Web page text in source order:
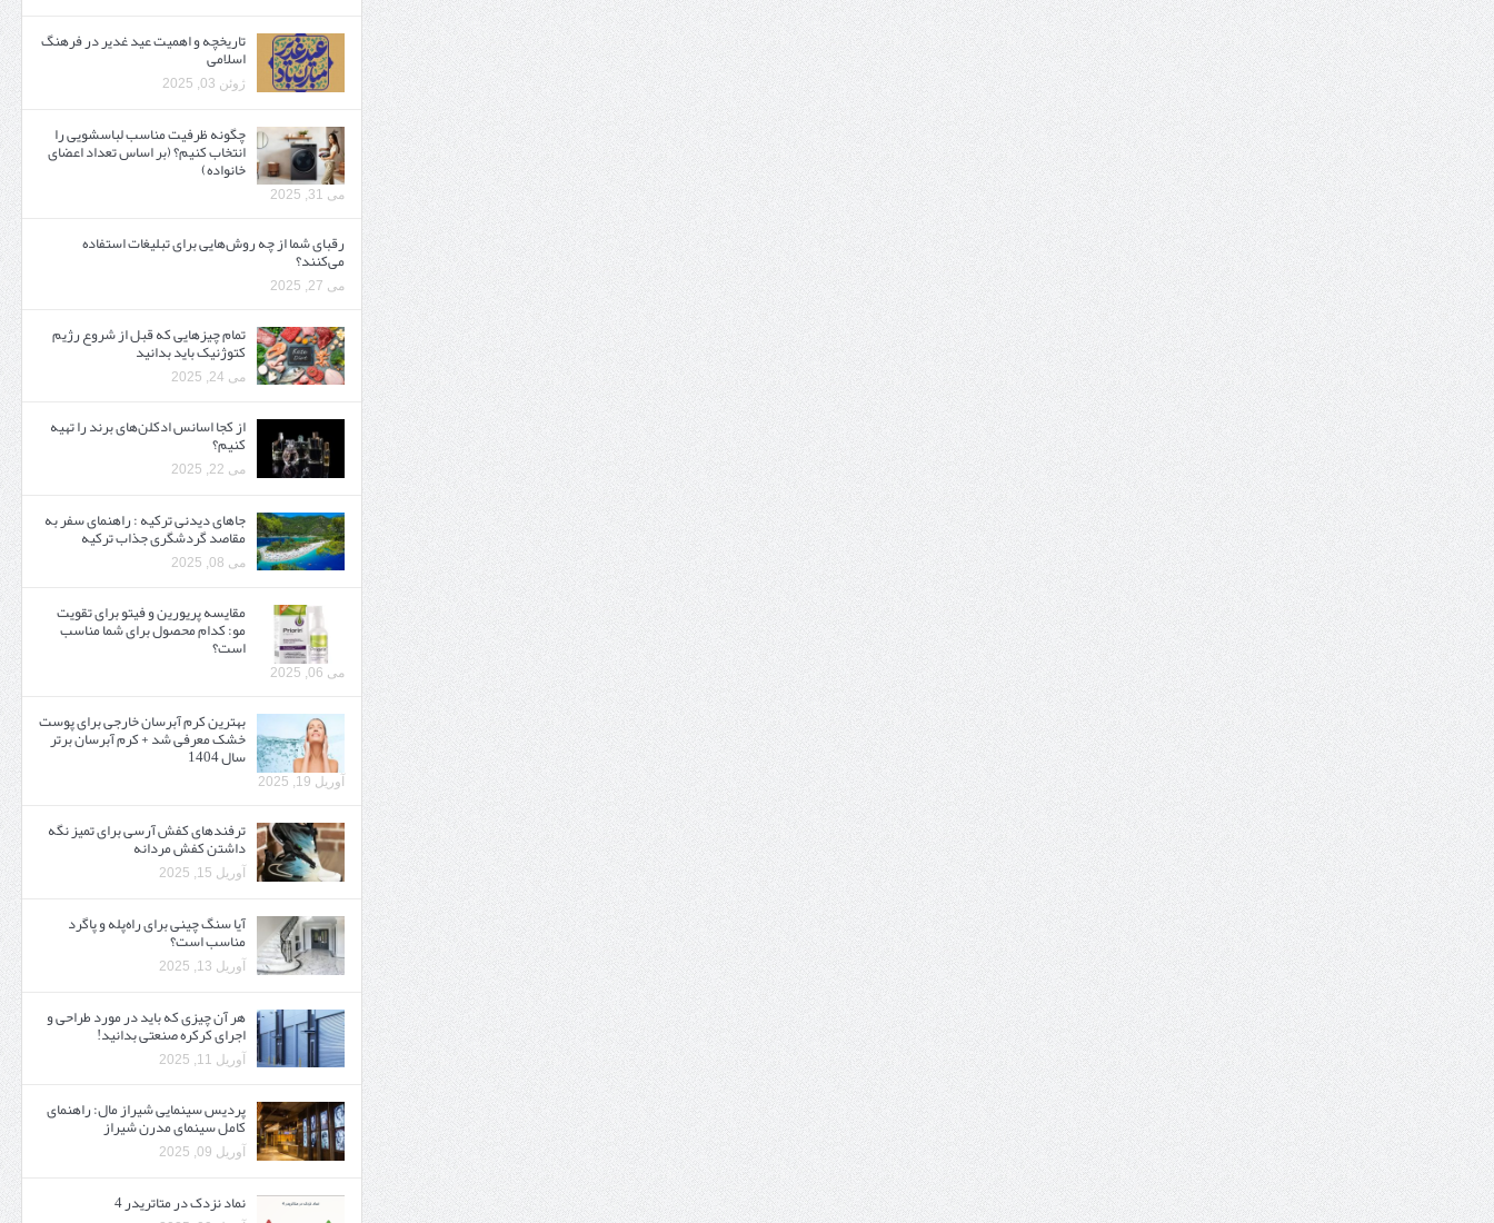
تاریخچه و اهمیت عید غدیر در فرهنگ
اسلامی
ژوئن 03, 2025
چگونه ظرفیت مناسب لباسشویی را
انتخاب کنیم؟ (بر اساس تعداد اعضای
خانواده)
می 31, 2025
رقبای شما از چه روش‌هایی برای تبلیغات استفاده
می‌کنند؟
می 27, 2025
تمام چیزهایی که قبل از شروع رژیم
کتوژنیک باید بدانید‎
می 24, 2025
از کجا اسانس ادکلن‌های برند را تهیه
کنیم؟
می 22, 2025
جاهای دیدنی ترکیه : راهنمای سفر به
مقاصد گردشگری جذاب ترکیه
می 08, 2025
مقایسه پریورین و فیتو برای تقویت
مو: کدام محصول برای شما مناسب
است؟
می 06, 2025
بهترین کرم آبرسان خارجی برای پوست
خشک معرفی شد + کرم آبرسان برتر
سال 1404
آوریل 19, 2025
ترفندهای کفش آرسی برای تمیز نگه
داشتن کفش مردانه
آوریل 15, 2025
آیا سنگ چینی برای راه‌پله و پاگرد
مناسب است؟
آوریل 13, 2025
هر آن چیزی که باید در مورد طراحی و
اجرای کرکره صنعتی بدانید!
آوریل 11, 2025
پردیس سینمایی شیراز مال: راهنمای
کامل سینمای مدرن شیراز
آوریل 09, 2025
نماد نزدک در متاتریدر 4